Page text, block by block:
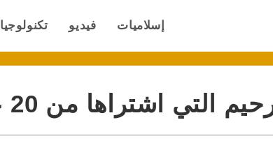
إسلاميات فيديو تكنولوجيا
اشتراها من 20 عاما